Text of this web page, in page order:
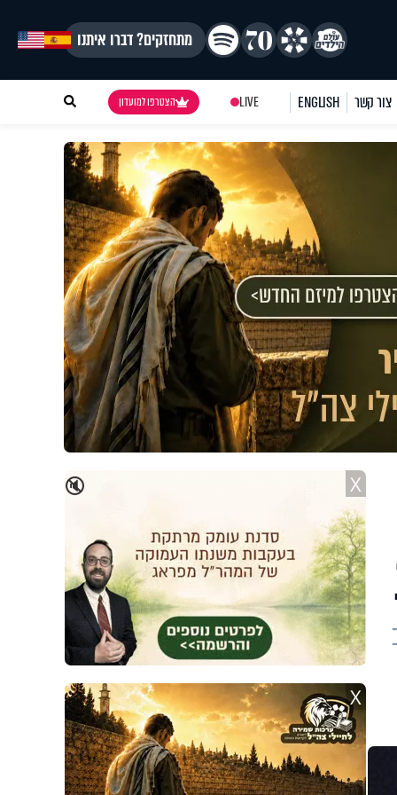
מתחזקים? דברו איתנו
צור קשר ENGLISH
LIVE הצטרפו למועדון
🔇 X
X